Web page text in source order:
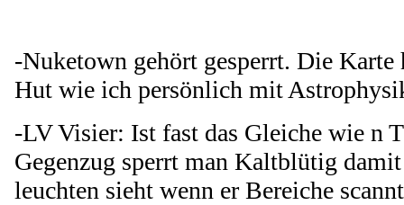
-Nuketown gehört gesperrt. Die
Hut wie ich persönlich mit
-LV Visier: Ist fast das Gleiche wie n
Gegenzug sperrt man Kaltblütig
leuchten sieht wenn er Bereiche scannt